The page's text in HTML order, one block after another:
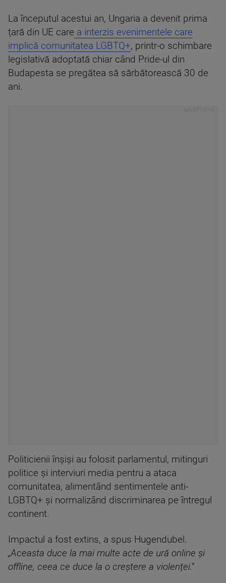
La începutul acestui an, Ungaria a devenit prima
țară din UE care a interzis evenimentele care
implică comunitatea LGBTQ+, printr-o schimbare
legislativă adoptată chiar când Pride-ul din
Budapesta se pregătea să sărbătorească 30 de
ani.
Politicienii înșiși au folosit parlamentul, mitinguri
politice și interviuri media pentru a ataca
comunitatea, alimentând sentimentele anti-
LGBTQ+ și normalizând discriminarea pe întregul
continent.
Impactul a fost extins, a spus Hugendubel.
„Aceasta duce la mai multe acte de ură online și
offline, ceea ce duce la o creștere a violenței.”